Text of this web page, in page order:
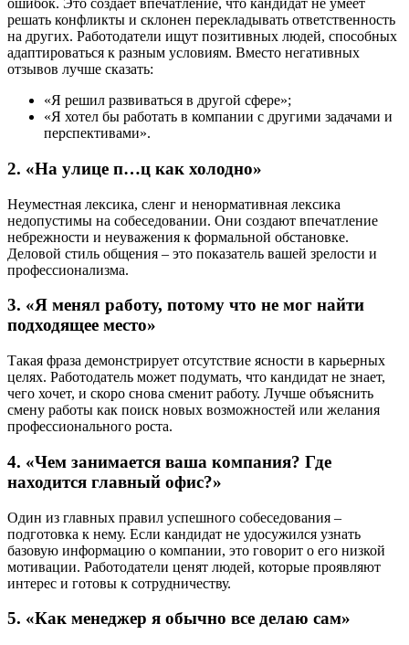
ошибок. Это создаёт впечатление, что кандидат не умеет
решать конфликты и склонен перекладывать ответственность
на других. Работодатели ищут позитивных людей, способных
адаптироваться к разным условиям. Вместо негативных
отзывов лучше сказать:
«Я решил развиваться в другой сфере»;
«Я хотел бы работать в компании с другими задачами и
перспективами».
2. «На улице п…ц как холодно»
Неуместная лексика, сленг и ненормативная лексика
недопустимы на собеседовании. Они создают впечатление
небрежности и неуважения к формальной обстановке.
Деловой стиль общения – это показатель вашей зрелости и
профессионализма.
3. «Я менял работу, потому что не мог найти
подходящее место»
Такая фраза демонстрирует отсутствие ясности в карьерных
целях. Работодатель может подумать, что кандидат не знает,
чего хочет, и скоро снова сменит работу. Лучше объяснить
смену работы как поиск новых возможностей или желания
профессионального роста.
4. «Чем занимается ваша компания? Где
находится главный офис?»
Один из главных правил успешного собеседования –
подготовка к нему. Если кандидат не удосужился узнать
базовую информацию о компании, это говорит о его низкой
мотивации. Работодатели ценят людей, которые проявляют
интерес и готовы к сотрудничеству.
5. «Как менеджер я обычно все делаю сам»